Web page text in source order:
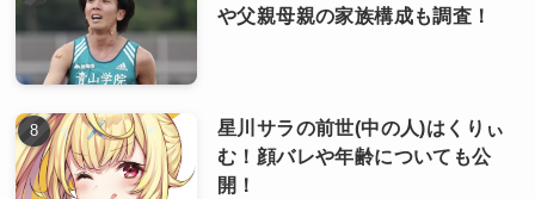
や父親母親の家族構成も調査！
星川サラの前世(中の人)はくりぃ
む！顔バレや年齢についても公
開！